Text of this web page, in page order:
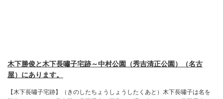
木下勝俊と木下長嘯子宅跡～中村公園（秀吉清正公園）（名古
屋）にあります。
【木下長嘯子宅跡】（きのしたちょうしょうしたくあと）木下長嘯子は名を